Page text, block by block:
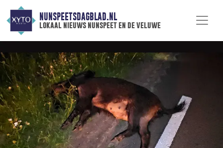
NUNSPEETSDAGBLAD.NL
lokaal nieuws nunspeet en de veluwe